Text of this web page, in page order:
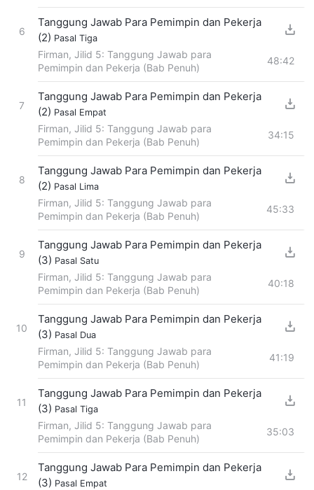
6
Tanggung Jawab Para Pemimpin dan Pekerja
(2) Pasal Tiga
Firman, Jilid 5: Tanggung Jawab para
Pemimpin dan Pekerja (Bab Penuh)
48:42
7
Tanggung Jawab Para Pemimpin dan Pekerja
(2) Pasal Empat
Firman, Jilid 5: Tanggung Jawab para
Pemimpin dan Pekerja (Bab Penuh)
34:15
8
Tanggung Jawab Para Pemimpin dan Pekerja
(2) Pasal Lima
Firman, Jilid 5: Tanggung Jawab para
Pemimpin dan Pekerja (Bab Penuh)
45:33
9
Tanggung Jawab Para Pemimpin dan Pekerja
(3) Pasal Satu
Firman, Jilid 5: Tanggung Jawab para
Pemimpin dan Pekerja (Bab Penuh)
40:18
10
Tanggung Jawab Para Pemimpin dan Pekerja
(3) Pasal Dua
Firman, Jilid 5: Tanggung Jawab para
Pemimpin dan Pekerja (Bab Penuh)
41:19
11
Tanggung Jawab Para Pemimpin dan Pekerja
(3) Pasal Tiga
Firman, Jilid 5: Tanggung Jawab para
Pemimpin dan Pekerja (Bab Penuh)
35:03
12
Tanggung Jawab Para Pemimpin dan Pekerja
(3) Pasal Empat